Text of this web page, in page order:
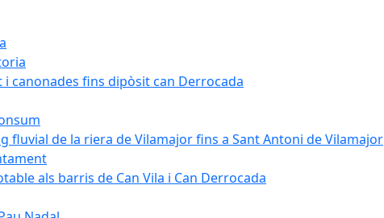
canonades fins dipòsit can Derrocada
fluvial de la riera de Vilamajor fins a Sant Antoni de Vilamajor
als barris de Can Vila i Can Derrocada